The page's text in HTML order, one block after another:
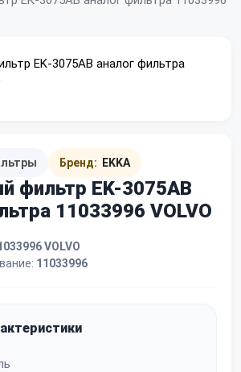
Бренд: EKKA
фильтр EK-3075AB
11033996 VOLVO
VOLVO
11033996